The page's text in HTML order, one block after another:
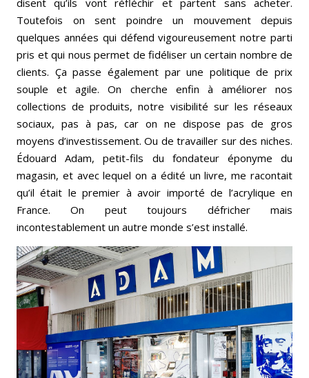
Toutefois on sent poindre un mouvement depuis
quelques années qui défend vigoureusement notre parti
pris et qui nous permet de fidéliser un certain nombre de
clients. Ça passe également par une politique de prix
souple et agile. On cherche enfin à améliorer nos
collections de produits, notre visibilité sur les réseaux
sociaux, pas à pas, car on ne dispose pas de gros
moyens d’investissement. Ou de travailler sur des niches.
Édouard Adam, petit-fils du fondateur éponyme du
magasin, et avec lequel on a édité un livre, me racontait
qu’il était le premier à avoir importé de l’acrylique en
France. On peut toujours défricher mais
incontestablement un autre monde s’est installé.